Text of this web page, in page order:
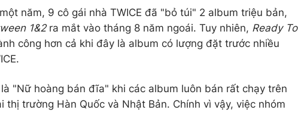
năm, 9 cô gái nhà TWICE đã "bỏ túi" 2 album triệu bản,
1&2 ra mắt vào tháng 8 năm ngoái. Tuy nhiên, Ready To
công hơn cả khi đây là album có lượng đặt trước nhiều
"Nữ hoàng bán đĩa" khi các album luôn bán rất chạy trên
trường Hàn Quốc và Nhật Bản. Chính vì vậy, việc nhóm